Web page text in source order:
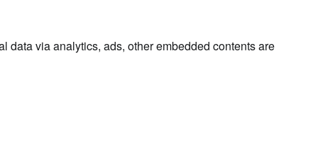
data via analytics, ads, other embedded contents are